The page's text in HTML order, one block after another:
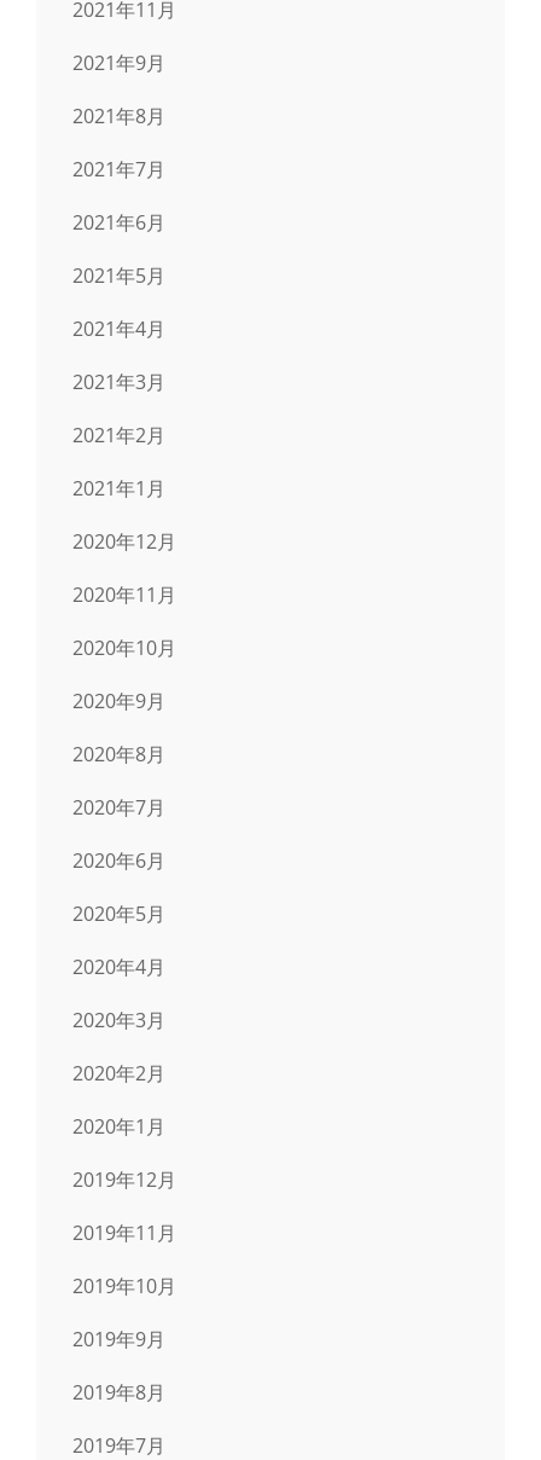
2021年11月
2021年9月
2021年8月
2021年7月
2021年6月
2021年5月
2021年4月
2021年3月
2021年2月
2021年1月
2020年12月
2020年11月
2020年10月
2020年9月
2020年8月
2020年7月
2020年6月
2020年5月
2020年4月
2020年3月
2020年2月
2020年1月
2019年12月
2019年11月
2019年10月
2019年9月
2019年8月
2019年7月